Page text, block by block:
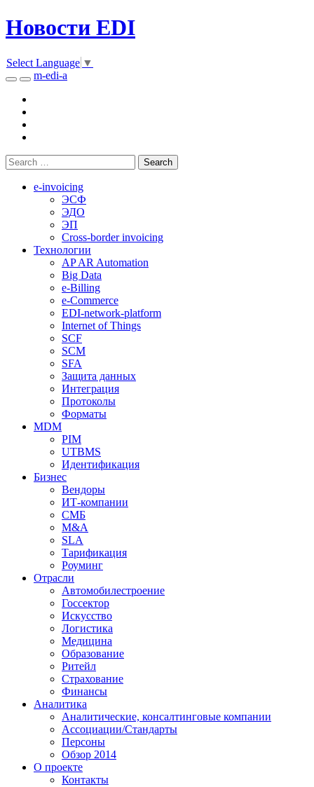
Новости EDI
Select Language ▼
m-edi-a
e-invoicing
ЭСФ
ЭДО
ЭП
Cross-border invoicing
Технологии
AP AR Automation
Big Data
e-Billing
e-Commerce
EDI-network-platform
Internet of Things
SCF
SCM
SFA
Защита данных
Интеграция
Протоколы
Форматы
MDM
PIM
UTBMS
Идентификация
Бизнес
Вендоры
ИТ-компании
СМБ
M&A
SLA
Тарификация
Роуминг
Отрасли
Автомобилестроение
Госсектор
Искусство
Логистика
Медицина
Образование
Ритейл
Страхование
Финансы
Аналитика
Аналитические, консалтинговые компании
Ассоциации/Стандарты
Персоны
Обзор 2014
О проекте
Контакты